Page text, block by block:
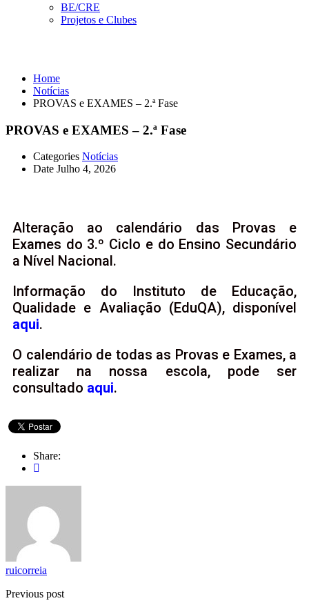
BE/CRE
Projetos e Clubes
Home
Notícias
PROVAS e EXAMES – 2.ª Fase
PROVAS e EXAMES – 2.ª Fase
Categories Notícias
Date Julho 4, 2026
Alteração ao calendário das Provas e
Exames do 3.º Ciclo e do Ensino Secundário
a Nível Nacional.
Informação do Instituto de Educação,
Qualidade e Avaliação (EduQA), disponível
aqui.
O calendário de todas as Provas e Exames, a
realizar na nossa escola, pode ser
consultado aqui.
Share:
ruicorreia
Previous post